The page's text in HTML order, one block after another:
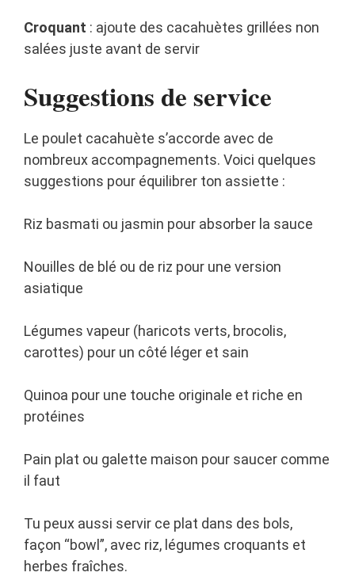
Croquant : ajoute des cacahuètes grillées non
salées juste avant de servir
Suggestions de service
Le poulet cacahuète s’accorde avec de
nombreux accompagnements. Voici quelques
suggestions pour équilibrer ton assiette :
Riz basmati ou jasmin pour absorber la sauce
Nouilles de blé ou de riz pour une version
asiatique
Légumes vapeur (haricots verts, brocolis,
carottes) pour un côté léger et sain
Quinoa pour une touche originale et riche en
protéines
Pain plat ou galette maison pour saucer comme
il faut
Tu peux aussi servir ce plat dans des bols,
façon “bowl”, avec riz, légumes croquants et
herbes fraîches.